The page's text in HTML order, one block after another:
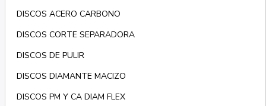
DISCOS ACERO CARBONO
DISCOS CORTE SEPARADORA
DISCOS DE PULIR
DISCOS DIAMANTE MACIZO
DISCOS PM Y CA DIAM FLEX